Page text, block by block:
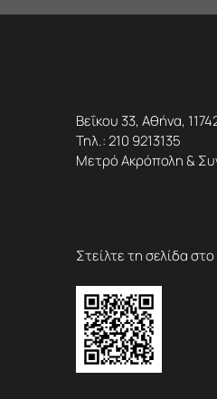
Βεΐκου 33, Αθήνα,
Τηλ.:210 9213135
Μετρό Ακρόπολη &
Στείλτε τη σελίδα